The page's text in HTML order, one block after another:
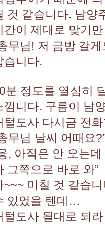
것 같습니다. 남양
간이 제대로 맞기
무님! 저 금방 갈
습니다.
분 정도를 열심히
낌니다. 구름이 남
털도사 다시금 전
무님 날씨 어때요
, 아직은 안 오는
그쪽으로 바로 와”
~~~ 미칠 것 같습
있었을 텐데…
털도사 될대로 되